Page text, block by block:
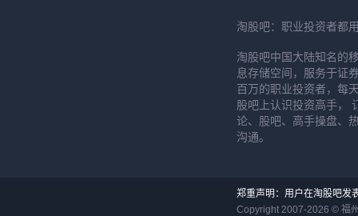
淘股吧：职业投资者都
淘股吧中国大陆知名的
息存储空间，服务于证
百万的职业投资者，每
股吧上认识投资高手，
论、股吧、高手操盘、
沟通。
郑重声明：用户在淘股吧发
Copyright 2007-2026 © 福